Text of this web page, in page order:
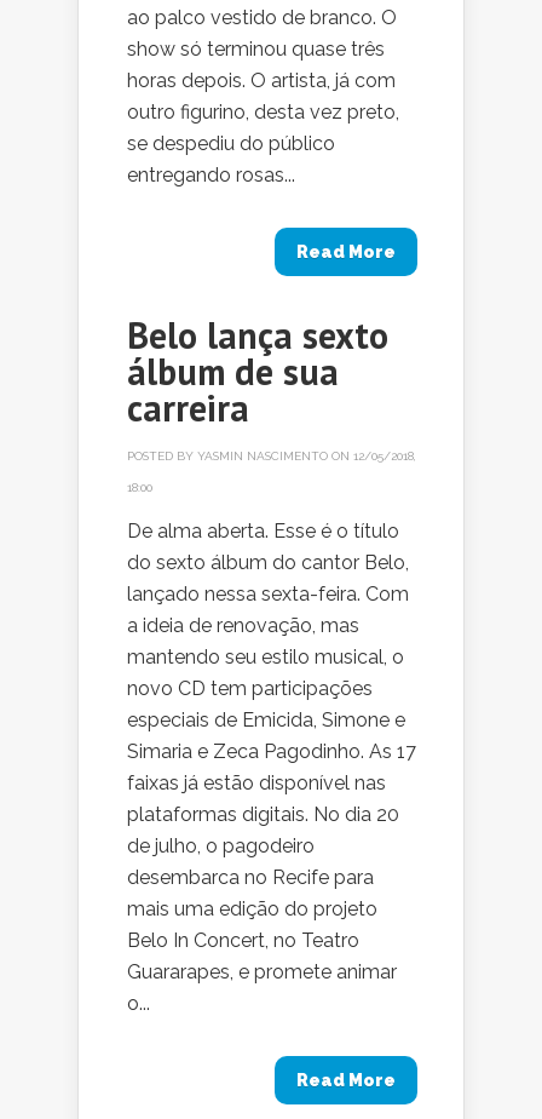
ao palco vestido de branco. O
show só terminou quase três
horas depois. O artista, já com
outro figurino, desta vez preto,
se despediu do público
entregando rosas...
Read More
Belo lança sexto
álbum de sua
carreira
POSTED BY YASMIN NASCIMENTO ON 12/05/2018,
18:00
De alma aberta. Esse é o título
do sexto álbum do cantor Belo,
lançado nessa sexta-feira. Com
a ideia de renovação, mas
mantendo seu estilo musical, o
novo CD tem participações
especiais de Emicida, Simone e
Simaria e Zeca Pagodinho. As 17
faixas já estão disponível nas
plataformas digitais. No dia 20
de julho, o pagodeiro
desembarca no Recife para
mais uma edição do projeto
Belo In Concert, no Teatro
Guararapes, e promete animar
o...
Read More